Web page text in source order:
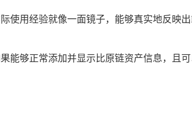
使用经验就像一面镜子，能够真实地反映
能够正常添加并显示比原链资产信息，且